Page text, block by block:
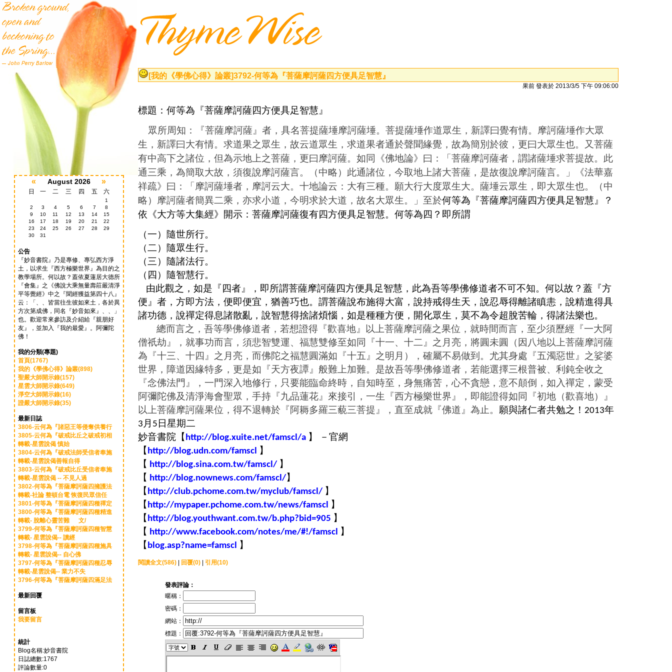
« August 2026 »
日 一 二 三 四 五 六
1
2
3 4 5 6 7
8
9
10 11 12 13 14
15
16
17 18 19 20 21
22
23
24 25 26 27 28
29
30
31
公告
『妙音書院』乃是專修、專弘西方淨
土，以求生『西方極樂世界』為目的之
教學場所。何以故？蓋依夏蓮居大德所
『會集』之《佛說大乘無量壽莊嚴清淨
平等覺經》中之『聞經獲益第四十八』
云：「、、皆當往生彼如來土，各於異
方次第成佛，同名『妙音如來』、、」
也。歡迎常來參訪及介紹給『親朋好
友』，並加入『我的最愛』。阿彌陀
佛！
我的分類(專題)
首頁(1767)
我的《學佛心得》論叢(898)
聖嚴大師開示錄(157)
星雲大師開示錄(649)
淨空大師開示錄(16)
證嚴大師開示錄(35)
最新日誌
3806-云何為『諸惡王等侵奪供養行
3805-云何為『破戒比丘之破戒初相
轉載-星雲說偈 慎始
3804-云何為『破戒法師受信者奉施
轉載-星雲說偈善報自得
3803-云何為『破戒比丘受信者奉施
轉載-星雲說偈 -- 不見人過
3802-何等為『菩薩摩訶薩四擁護法
轉載-社論 整頓台電 恢復民眾信任
3801-何等為『菩薩摩訶薩四種禪定
3800-何等為『菩薩摩訶薩四種精進
轉載- 脫離心靈苦難 文/
3799-何等為『菩薩摩訶薩四種智慧
轉載- 星雲說偈-- 讀經
3798-何等為『菩薩摩訶薩四種施具
轉載- 星雲說偈-- 自心佛
3797-何等為『菩薩摩訶薩四種忍辱
轉載-星雲說偈-- 業力不失
3796-何等為『菩薩摩訶薩四滿足法
最新回覆
留言板
我要留言
統計
Blog名稱:妙音書院
日誌總數:1767
評論數量:0
[我的《學佛心得》論叢]3792-何等為『菩薩摩訶薩四方便具足智慧』
果前 發表於 2013/3/5 下午 09:06:00
標題：何等為『菩薩摩訶薩四方便具足智慧』
眾所周知：『菩薩摩訶薩』者，具名菩提薩埵摩訶薩埵。菩提薩埵作道眾生，新譯曰覺有情。摩訶薩埵作大眾
生，新譯曰大有情。求道果之眾生，故云道眾生，求道果者通於聲聞緣覺，故為簡別於彼，更曰大眾生也。又菩薩
有中高下之諸位，但為示地上之菩薩，更曰摩訶薩。如同《佛地論》曰：「菩薩摩訶薩者，謂諸薩埵求菩提故。此
通三乘，為簡取大故，須復說摩訶薩言。（中略）此通諸位，今取地上諸大菩薩，是故復說摩訶薩言。」《法華嘉
祥疏》曰：「摩訶薩埵者，摩訶云大。十地論云：大有三種。願大行大度眾生大。薩埵云眾生，即大眾生也。（中
略）摩訶薩者簡異二乘，亦求小道，今明求於大道，故名大眾生。」至於何等為『菩薩摩訶薩四方便具足智慧』？
依《大方等大集經》開示 ： 菩薩摩訶薩復有四方便具足智慧。何等為四 ？即所謂
（一） 隨世所行。
（二） 隨眾生行。
（三） 隨諸法行。
（四） 隨智慧行。
由此觀之 ，如是『四者』，即所謂菩薩摩訶薩四方便具足智慧 ， 此為吾等學佛修道者不可不知。何以故 ？蓋 『方
便』者，方即方法，便即便宜，猶善巧也。謂菩薩說布施得大富，說持戒得生天，說忍辱得離諸瞋恚，說精進得具
諸功德，說禪定得息諸散亂，說智慧得捨諸煩惱，如是種種方便，開化眾生，莫不為令超脫苦輪，得諸法樂也。
總而言之，吾等學佛修道者，若想證得『歡喜地』以上菩薩摩訶薩之果位，就時間而言，至少須歷經『一大阿
僧祇劫』，就事功而言，須悲智雙運、福慧雙修至如同『十一、十二』之月亮，將圓未圓（因八地以上菩薩摩訶薩
為『十三、十四』之月亮，而佛陀之福慧圓滿如『十五』之明月），確屬不易做到。尤其身處『五濁惡世』之娑婆
世界，障道因緣特多，更是如『天方夜譚』般難上加難。是故吾等學佛修道者，若能選擇三根普被、利鈍全收之
『念佛法門』，一門深入地修行，只要能臨命終時，自知時至，身無痛苦，心不貪戀，意不顛倒，如入禪定，蒙受
阿彌陀佛及清淨海會聖眾，手持『九品蓮花』來接引，一生『西方極樂世界』，即能證得如同『初地（歡喜地）』
以上菩薩摩訶薩果位，得不退轉於『阿耨多羅三藐三菩提』，直至成就『佛道』為止。 願與諸仁者共勉之！ 2013年
3 月 5 日星期二
妙音書院【http://blog.xuite.net/famscl/a 】
－官網
【http://blog.udn.com/famscl 】
【 http://blog.sina.com.tw/famscl/ 】
【 http://blog.nownews.com/famscl/】
【http://club.pchome.com.tw/myclub/famscl/ 】
【http://mypaper.pchome.com.tw/news/famscl 】
【http://blog.youthwant.com.tw/b.php?bid=905 】
【 http://www.facebook.com/notes/me/#!/famscl 】
【blog.asp?name=famscl 】
閱讀全文(586) 回覆(0) 引用(10)
發表評論：
暱稱：
密碼：
網站：
標題：